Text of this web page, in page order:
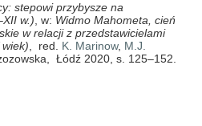
stepowi przybysze na
w.) , w: Widmo Mahometa, cień
w relacji z przedstawicielami
, red. K. Marinow, M.J.
Łódź 2020, s. 125–152.